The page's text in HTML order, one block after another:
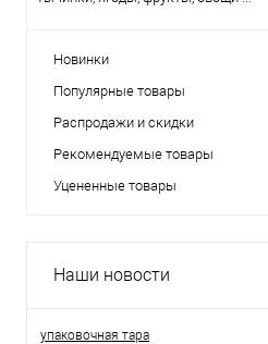
Новинки
Популярные товары
Распродажи и скидки
Рекомендуемые товары
Уцененные товары
Наши новости
упаковочная тара